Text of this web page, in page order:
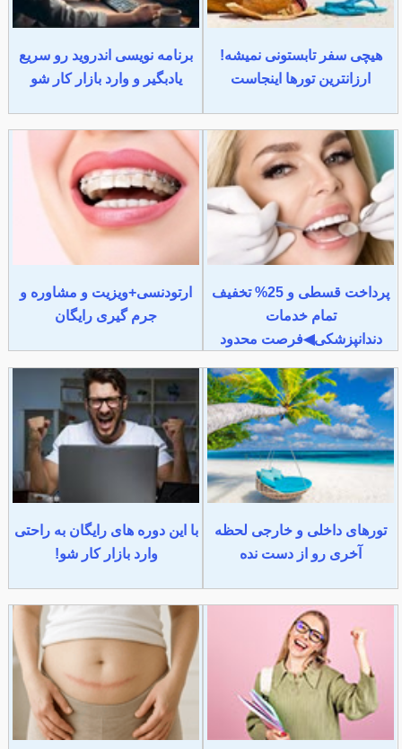
هیچی سفر تابستونی نمیشه!
ارزانترین تورها اینجاست
برنامه نویسی اندروید رو سریع
یادبگیر و وارد بازار کار شو
پرداخت قسطی و 25% تخفیف
تمام خدمات
دندانپزشکی◀فرصت محدود
ارتودنسی+ویزیت و مشاوره و
جرم گیری رایگان
تورهای داخلی و خارجی لحظه
آخری رو از دست نده
با این دوره های رایگان به راحتی
وارد بازار کار شو!